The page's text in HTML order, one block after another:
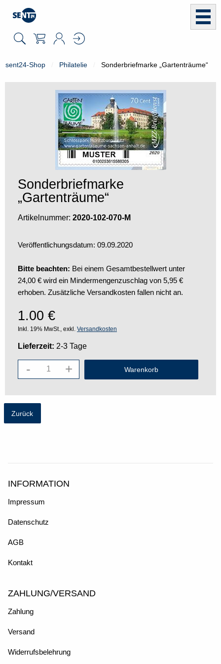
sent24-Shop Philatelie Sonderbriefmarke „Gartenträume“
Sonderbriefmarke
„Gartenträume“
Artikelnummer: 2020-102-070-M
Veröffentlichungsdatum: 09.09.2020
Bitte beachten: Bei einem Gesamtbestellwert unter
24,00 € wird ein Mindermengenzuschlag von 5,95 €
erhoben. Zusätzliche Versandkosten fallen nicht an.
1.00 €
Inkl. 19% MwSt., exkl. Versandkosten
Lieferzeit: 2-3 Tage
- +
Zurück
INFORMATION
Impressum
Datenschutz
AGB
Kontakt
ZAHLUNG/VERSAND
Zahlung
Versand
Widerrufsbelehrung